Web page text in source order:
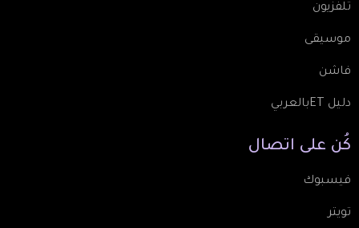
تلفزيون
موسيقى
فاشن
دليل ETبالعربي
كُن على اتصال
فيسبوك
تويتر